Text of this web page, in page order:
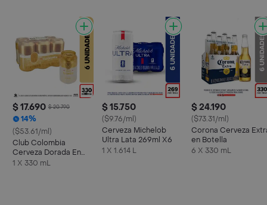
$ 17.690 $ 20.790
14%
($53.61/ml)
Club Colombia
Cerveza Dorada En
Lata 330 ML X6 Unds
1 X 330 mL
$ 15.750
($9.76/ml)
Cerveza Michelob
Ultra Lata 269ml X6
1 X 1.614 L
$ 24.190
($73.31/ml)
Corona Cerveza
en Botella
6 X 330 mL